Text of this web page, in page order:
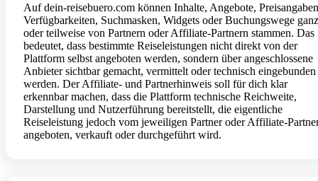
Auf dein-reisebuero.com können Inhalte, Angebote,
Verfügbarkeiten, Suchmasken, Widgets oder Buchungswege ganz
oder teilweise von Partnern oder Affiliate-Partnern stammen. Das
bedeutet, dass bestimmte Reiseleistungen nicht direkt von der
Plattform selbst angeboten werden, sondern über angeschlossene
Anbieter sichtbar gemacht, vermittelt oder technisch eingebunden
werden. Der Affiliate- und Partnerhinweis soll für dich klar
erkennbar machen, dass die Plattform technische Reichweite,
Darstellung und Nutzerführung bereitstellt, die eigentliche
Reiseleistung jedoch vom jeweiligen Partner oder Affiliate-
angeboten, verkauft oder durchgeführt wird.